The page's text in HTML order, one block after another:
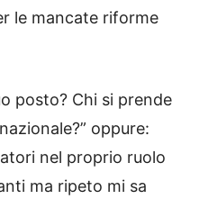
le mancate riforme
posto? Chi si prende
oppure:
nel proprio ruolo
ma ripeto mi sa